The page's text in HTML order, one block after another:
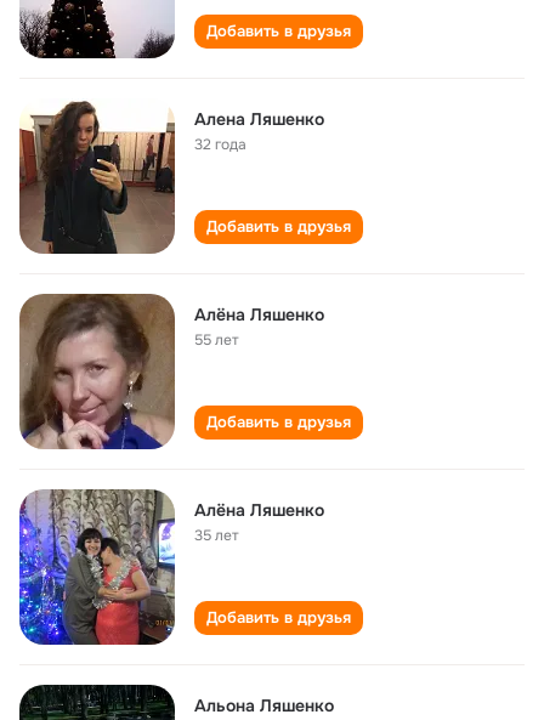
Добавить в друзья
Алена Ляшенко
32 года
Добавить в друзья
Алёна Ляшенко
55 лет
Добавить в друзья
Алёна Ляшенко
35 лет
Добавить в друзья
Альона Ляшенко